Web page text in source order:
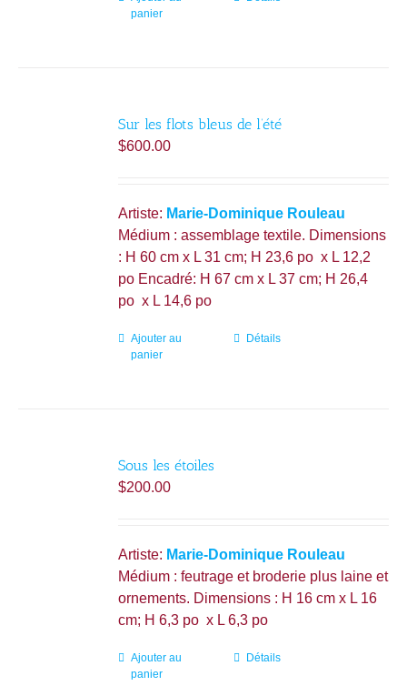
panier
Sur les flots bleus de l’été
$600.00
Artiste: Marie-Dominique Rouleau
Médium : assemblage textile. Dimensions
: H 60 cm x L 31 cm; H 23,6 po x L 12,2
po Encadré: H 67 cm x L 37 cm; H 26,4
po x L 14,6 po
Ajouter au
panier
Détails
Sous les étoiles
$200.00
Artiste: Marie-Dominique Rouleau
Médium : feutrage et broderie plus laine et
ornements. Dimensions : H 16 cm x L 16
cm; H 6,3 po x L 6,3 po
Ajouter au
panier
Détails